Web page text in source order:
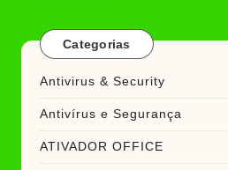
Categorias
Antivirus & Security
Antivírus e Segurança
ATIVADOR OFFICE